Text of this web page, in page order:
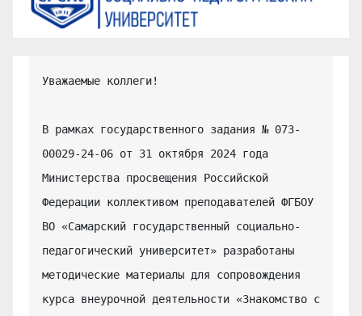
Уважаемые коллеги!
В рамках государственного задания № 073-
00029-24-06 от 31 октября 2024 года
Министерства просвещения Российской
Федерации коллективом преподавателей ФГБОУ
ВО «Самарский государственный социально-
педагогический университет» разработаны
методические материалы для сопровождения
курса внеурочной деятельности «Знакомство с